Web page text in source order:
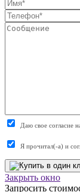
Даю свое согласие
Я прочитал(-а) и
Закрыть окно
Запросить